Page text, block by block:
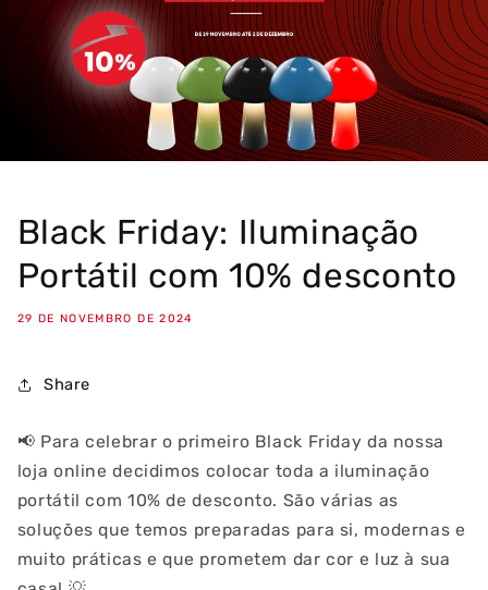
Black Friday: Iluminação
Portátil com 10% desconto
29 DE NOVEMBRO DE 2024
Share
📢 Para celebrar o primeiro Black Friday da nossa
loja online decidimos colocar toda a iluminação
portátil com 10% de desconto. São várias as
soluções que temos preparadas para si, modernas e
muito práticas e que prometem dar cor e luz à sua